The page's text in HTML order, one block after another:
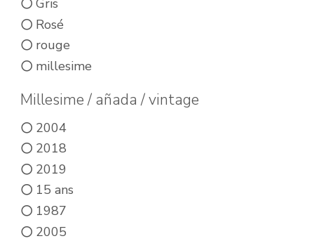
Gris
Rosé
rouge
millesime
Millesime / añada / vintage
2004
2018
2019
15 ans
1987
2005